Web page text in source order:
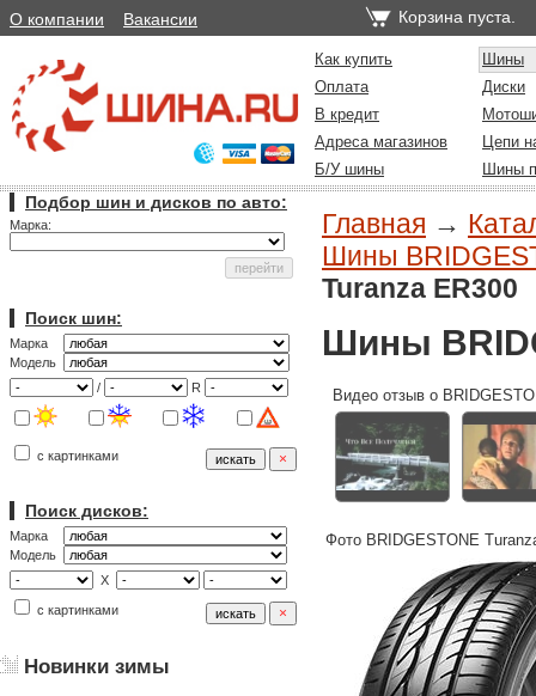
О компании Вакансии Корзина пуста.
Как купить
Шины
Оплата
Диски
В кредит
Адреса магазинов
Цепи
Б/У шины
Шины
Подбор шин и дисков по авто:
Марка:
Поиск шин:
Марка
Модель
/
R
с картинками
Поиск дисков:
Марка
Модель
X
с картинками
Новинки зимы
Главная →
Шины
Turanza ER300
Шины
Видео отзыв о
Фото BRIDGESTONE